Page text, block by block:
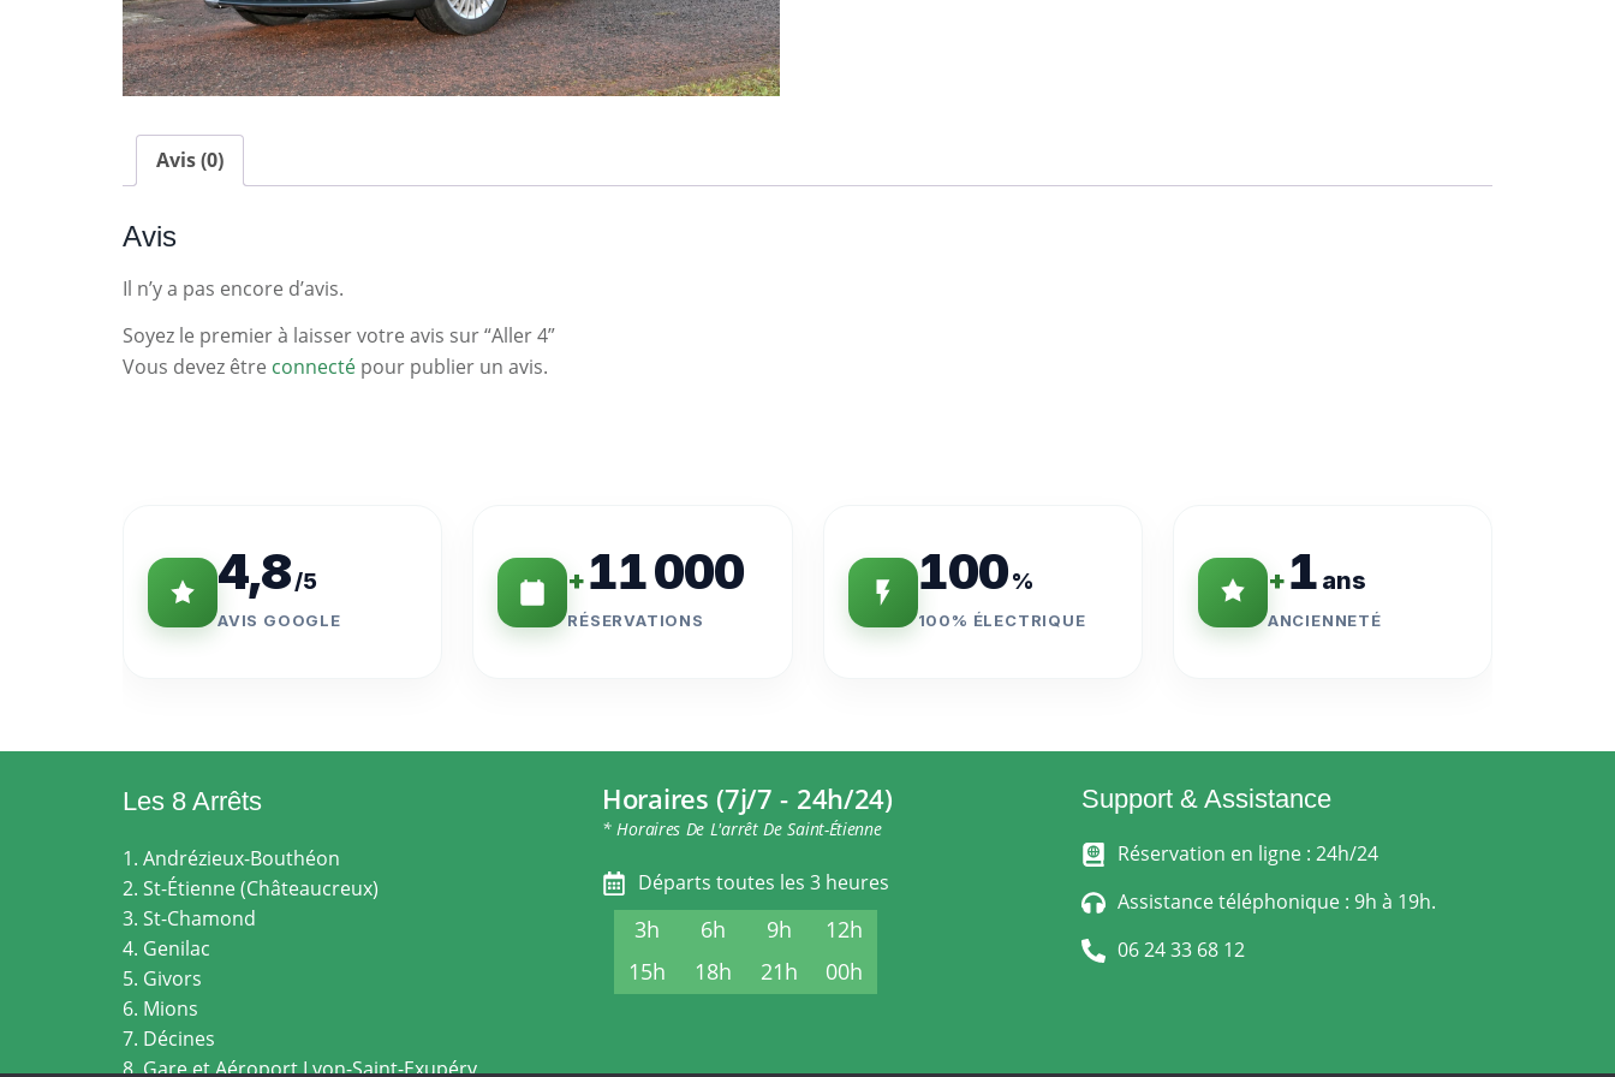
Avis (0)
Avis
Il n’y a pas encore d’avis.
Soyez le premier à laisser votre avis sur “Aller 4”
Vous devez être connecté pour publier un avis.
4,8/5
AVIS GOOGLE
+11 000
RÉSERVATIONS
100 %
100% ÉLECTRIQUE
+1 ans
ANCIENNETÉ
Les 8 Arrêts
1. Andrézieux-Bouthéon
2. St-Étienne (Châteaucreux)
3. St-Chamond
4. Genilac
5. Givors
6. Mions
7. Décines
8. Gare et Aéroport Lyon-Saint-Exupéry
Horaires (7j/7 - 24h/24)
* Horaires De L'arrêt De Saint-Étienne
Départs toutes les 3 heures
3h 6h 9h
12h
15h
18h 21h 00h
Support & Assistance
Réservation en ligne : 24h/24
Assistance téléphonique : 9h à 19h.
06 24 33 68 12